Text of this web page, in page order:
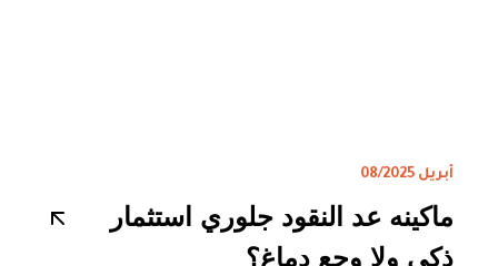
أبريل 08/2025
ماكينه عد النقود جلوري استثمار
ذكي ولا وجع دماغ؟